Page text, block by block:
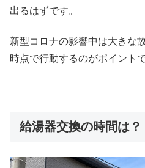
出るはずです。
新型コロナの影響中は大きな
時点で行動するのがポイントで
給湯器交換の時間は？